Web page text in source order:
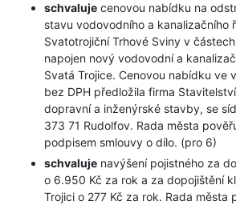
schvaluje cenovou nabídku na
stavu vodovodního a kanalizačního
Svatotrojiční Trhové Sviny v
napojen nový vodovodní a
Svatá Trojice. Cenovou nabídku ve
bez DPH předložila firma
dopravní a inženýrské stavby, se
373 71 Rudolfov. Rada města
podpisem smlouvy o dílo. (pro 6)
schvaluje navýšení pojistného za
o 6.950 Kč za rok a za dopojištění
Trojici o 277 Kč za rok. Rada města